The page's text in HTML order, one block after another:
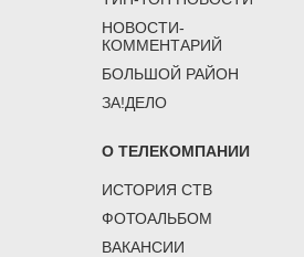
НОВОСТИ-
КОММЕНТАРИЙ
БОЛЬШОЙ РАЙОН
ЗА!ДЕЛО
О ТЕЛЕКОМПАНИИ
ИСТОРИЯ СТВ
ФОТОАЛЬБОМ
ВАКАНСИИ